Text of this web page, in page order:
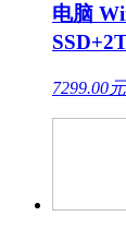
电脑
7299.00元